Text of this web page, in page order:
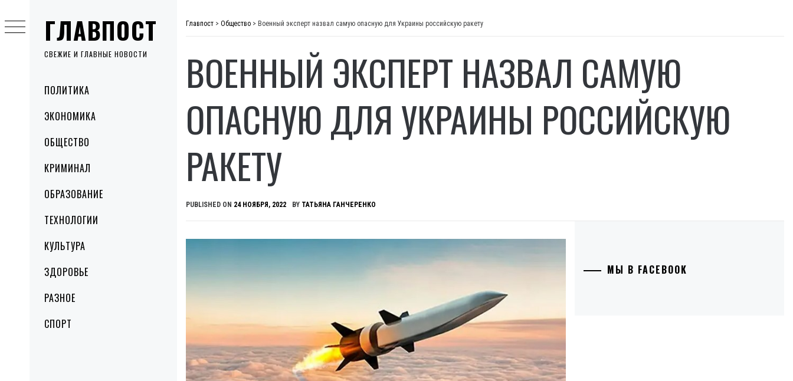
ГЛАВПОСТ
СВЕЖИЕ И ГЛАВНЫЕ НОВОСТИ
MenuПОЛИТИКА
ЭКОНОМИКА
ОБЩЕСТВО
КРИМИНАЛ
ОБРАЗОВАНИЕ
ТЕХНОЛОГИИ
КУЛЬТУРА
ЗДОРОВЬЕ
РАЗНОЕ
СПОРТ
to
content
Главпост > Общество > Военный эксперт назвал самую опасную для Украины российскую ракету
ВОЕННЫЙ ЭКСПЕРТ НАЗВАЛ САМУЮ
ОПАСНУЮ ДЛЯ УКРАИНЫ РОССИЙСКУЮ
РАКЕТУ
PUBLISHED ON 24 НОЯБРЯ, 2022 BY ТАТЬЯНА ГАНЧЕРЕНКО
МЫ В FACEBOOK